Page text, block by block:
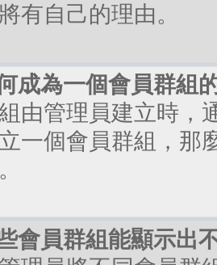
有自己的理由。
成為一個會員群組
由管理員建立時，
一個會員群組，那
會員群組能顯示出